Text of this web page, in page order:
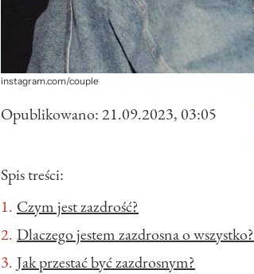
instagram.com/couple
Opublikowano:21.09.2023, 03:05
Spis treści:
Czym jest zazdrość?
Dlaczego jestem zazdrosna o wszystko?
Jak przestać być zazdrosnym?